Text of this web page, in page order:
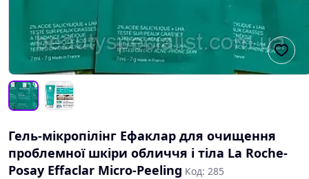
Гель-мікропілінг Ефаклар для очищення
проблемної шкіри обличчя і тіла La Roche-
Posay Effaclar Micro-Peeling Код: 285